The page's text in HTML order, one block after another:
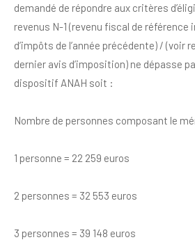
demandé de répondre aux critères
revenus N-1 (revenu fiscal de référence
d’impôts de l’année précédente) / (voir
dernier avis d’imposition) ne dépasse
dispositif ANAH soit :
Nombre de personnes composant le
1 personne = 22 259 euros
2 personnes = 32 553 euros
3 personnes = 39 148 euros